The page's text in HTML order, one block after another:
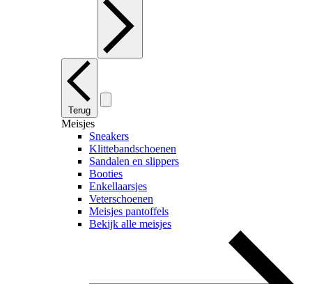
Terug
Meisjes
Sneakers
Klittebandschoenen
Sandalen en slippers
Booties
Enkellaarsjes
Veterschoenen
Meisjes pantoffels
Bekijk alle meisjes